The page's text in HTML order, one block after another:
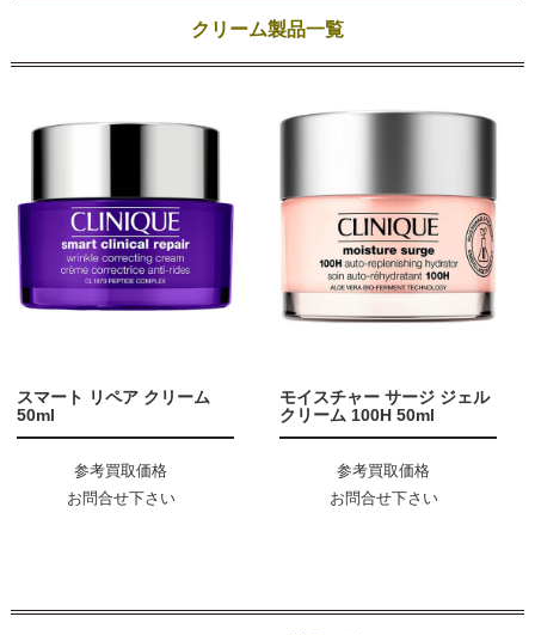
クリーム製品一覧
スマート リペア クリーム
50ml
参考買取価格
お問合せ下さい
モイスチャー サージ ジェル
クリーム 100H 50ml
参考買取価格
お問合せ下さい